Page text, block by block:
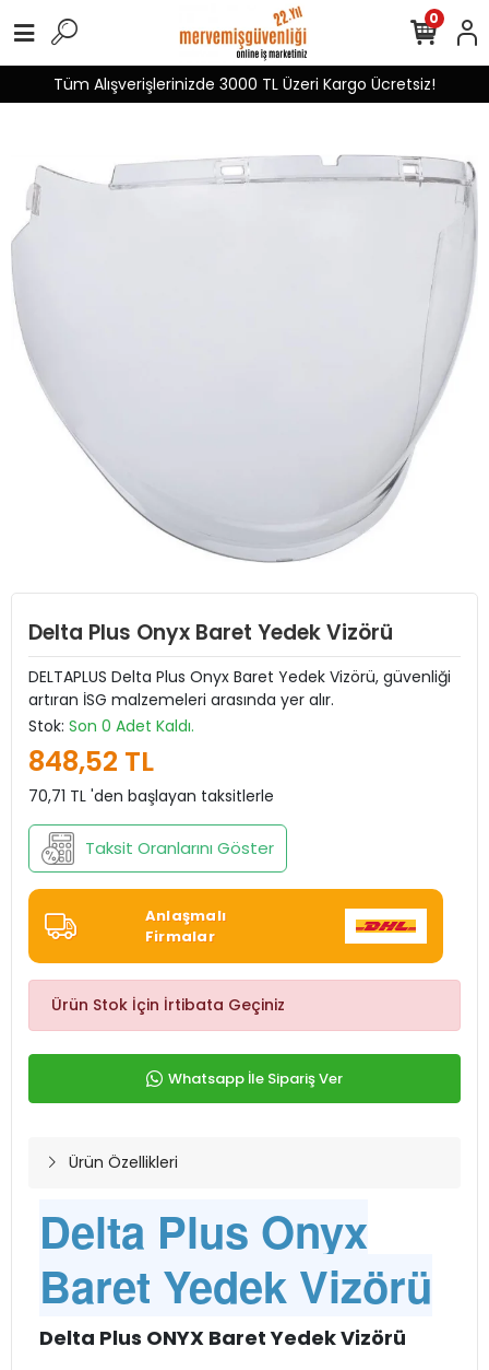
Tüm Alışverişlerinizde 3000 TL Üzeri Kargo Ücretsiz!
0
Delta Plus Onyx Baret Yedek Vizörü
DELTAPLUS Delta Plus Onyx Baret Yedek Vizörü, güvenliği
artıran İSG malzemeleri arasında yer alır.
Stok: Son 0 Adet Kaldı.
848,52 TL
70,71 TL 'den başlayan taksitlerle
Taksit Oranlarını Göster
Anlaşmalı
Firmalar
Ürün Stok İçin İrtibata Geçiniz
Whatsapp İle Sipariş Ver
Ürün Özellikleri
Delta Plus Onyx
Baret Yedek Vizörü
Delta Plus ONYX Baret Yedek Vizörü